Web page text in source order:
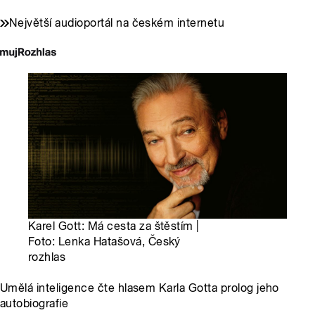
Největší audioportál na českém internetu
Karel Gott: Má cesta za štěstím |
Foto: Lenka Hatašová, Český
rozhlas
Umělá inteligence čte hlasem Karla Gotta prolog jeho
autobiografie